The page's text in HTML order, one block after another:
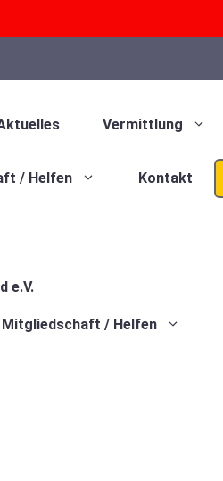
Vermittlung
/ Helfen Kontakt
Mitgliedschaft / Helfen